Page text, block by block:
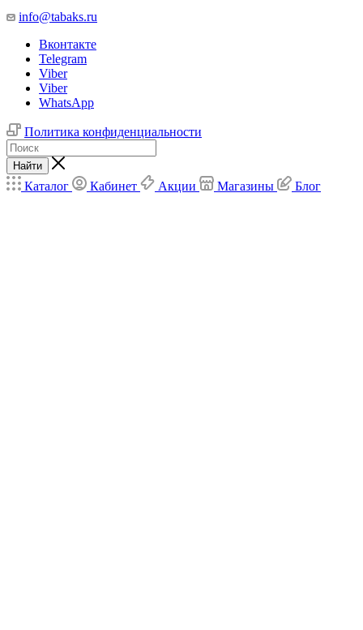
info@tabaks.ru
Вконтакте
Telegram
Viber
Viber
WhatsApp
Политика конфиденциальности
Найти
Каталог Кабинет Акции Магазины Блог